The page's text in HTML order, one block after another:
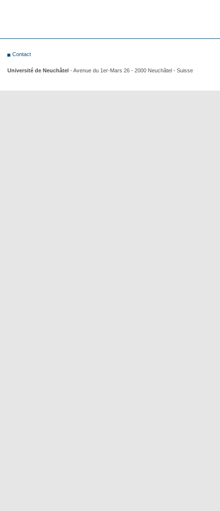
Contact
Université de Neuchâtel - Avenue du 1er-Mars 26 - 2000 Neuchâtel - Suisse